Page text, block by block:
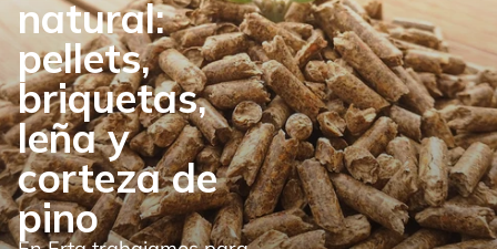
natural:
pellets,
briquetas,
leña y
corteza de
pino